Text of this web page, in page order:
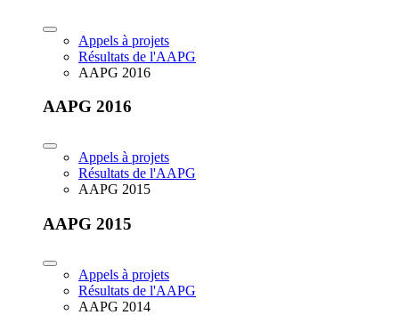
Appels à projets
Résultats de l'AAPG
AAPG 2016
AAPG 2016
Appels à projets
Résultats de l'AAPG
AAPG 2015
AAPG 2015
Appels à projets
Résultats de l'AAPG
AAPG 2014